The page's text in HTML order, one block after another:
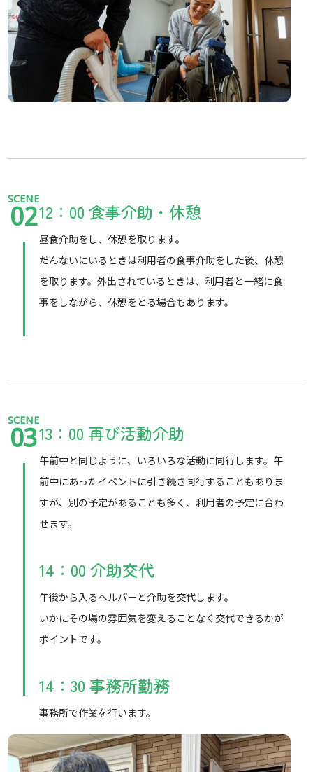
SCENE
0212：00 食事介助・休憩
昼食介助をし、休憩を取ります。
だんないにいるときは利用者の食事介助をした後、休憩
を取ります。外出されているときは、利用者と一緒に食
事をしながら、休憩をとる場合もあります。
SCENE
0313：00 再び活動介助
午前中と同じように、いろいろな活動に同行します。午
前中にあったイベントに引き続き同行することもありま
すが、別の予定があることも多く、利用者の予定に合わ
せます。
14：00 介助交代
午後から入るヘルパーと介助を交代します。
いかにその場の雰囲気を変えることなく交代できるかが
ポイントです。
14：30 事務所勤務
事務所で作業を行います。